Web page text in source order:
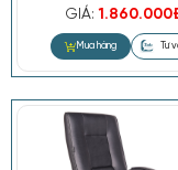
GIÁ: